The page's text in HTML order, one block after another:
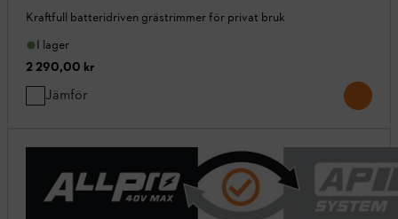
Kraftfull batteridriven grästrimmer för privat bruk
I lager
2 290,00 kr
Jämför